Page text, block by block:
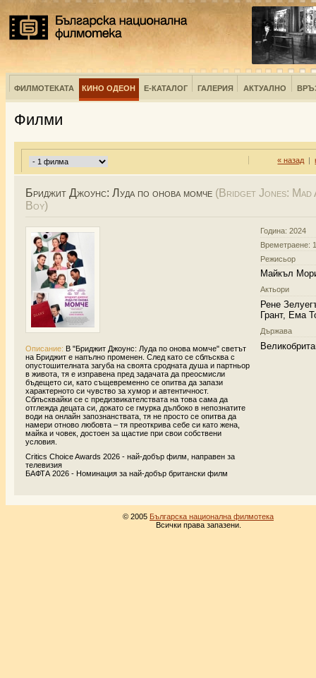
ФИЛМОТЕКАТА КИНО ОДЕОН Е-КАТАЛОГ ГАЛЕРИЯ АКТУАЛНО
Филми
« назад |
Бриджит Джоунс: Луда по онова момче (Bridget Jones: Mad
Boy)
Описание: В "Бриджит Джоунс: Луда по онова момче" светът
на Бриджит е напълно променен. След като се сблъсква с
опустошителната загуба на своята сродната душа и партньор
в живота, тя е изправена пред задачата да преосмисли
бъдещето си, като същевременно се опитва да запази
характерното си чувство за хумор и автентичност.
Сблъсквайки се с предизвикателствата на това сама да
отглежда децата си, докато се гмурка дълбоко в непознатите
води на онлайн запознанствата, тя не просто се опитва да
намери отново любовта – тя преоткрива себе си като жена,
майка и човек, достоен за щастие при свои собствени
условия.
Critics Choice Awards 2026 - най-добър филм, направен за
телевизия
БАФТА 2026 - Номинация за най-добър британски филм
Година: 2024
Времетраене:
Режисьор
Майкъл
Актьори
Рене
Грант, Ема
Държава
© 2005 Българска национална филмотека
Всички права запазени.